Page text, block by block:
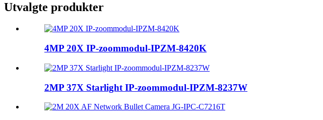
Utvalgte produkter
4MP 20X IP-zoommodul-IPZM-8420K
2MP 37X Starlight IP-zoommodul-IPZM-8237W